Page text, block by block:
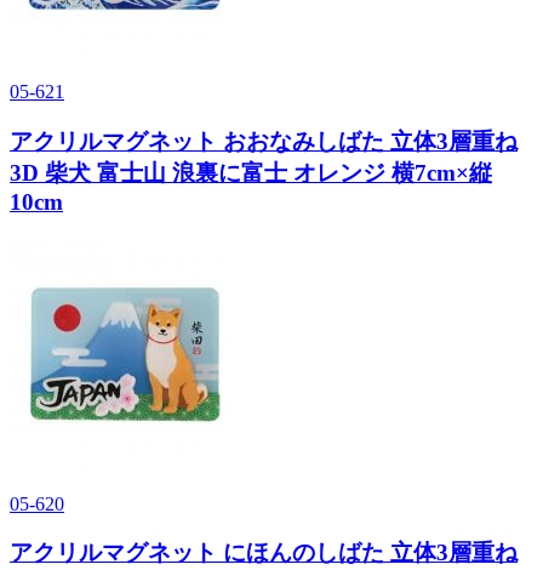
05-621
アクリルマグネット おおなみしばた 立体3層重ね
3D 柴犬 富士山 浪裏に富士 オレンジ 横7cm×縦
10cm
05-620
アクリルマグネット にほんのしばた 立体3層重ね